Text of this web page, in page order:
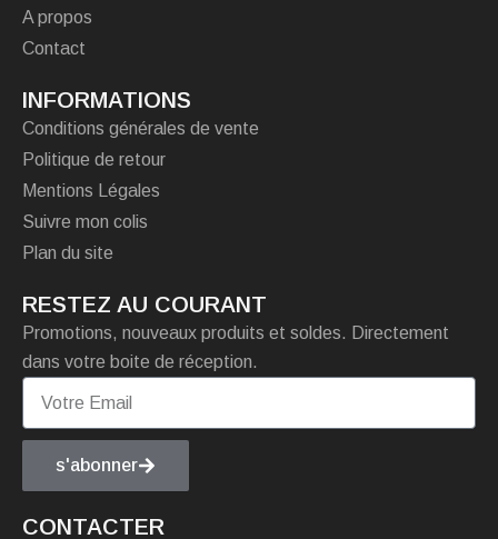
A propos
Contact
INFORMATIONS
Conditions générales de vente
Politique de retour
Mentions Légales
Suivre mon colis
Plan du site
RESTEZ AU COURANT
Promotions, nouveaux produits et soldes. Directement
dans votre boite de réception.
s'abonner
CONTACTER